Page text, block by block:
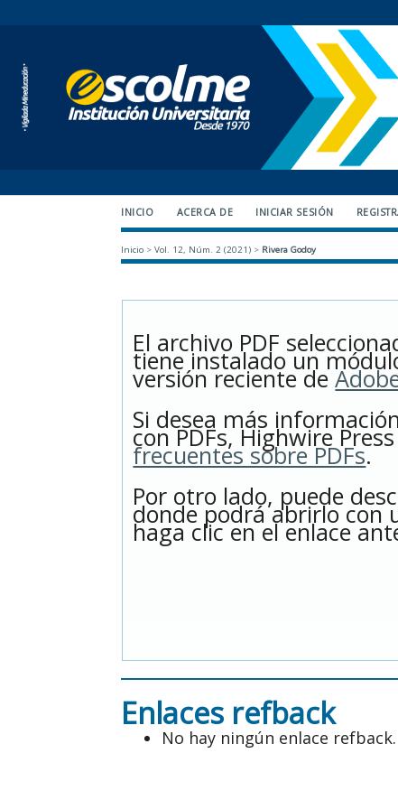
INICIO ACERCA DE INICIAR SESIÓN
Inicio >Vol. 12, Núm. 2 (2021) > Rivera Godoy
El archivo PDF
tiene instalado un
versión reciente de
Si desea más
con PDFs, Highwire
frecuentes sobre PDFs.
Por otro lado, puede
donde podrá abrirlo con
haga clic en el enlace
Enlaces refback
No hay ningún enlace refback.